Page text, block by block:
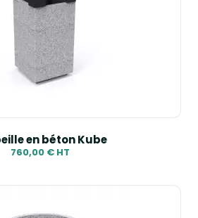
en béton Kube
760,00 € HT